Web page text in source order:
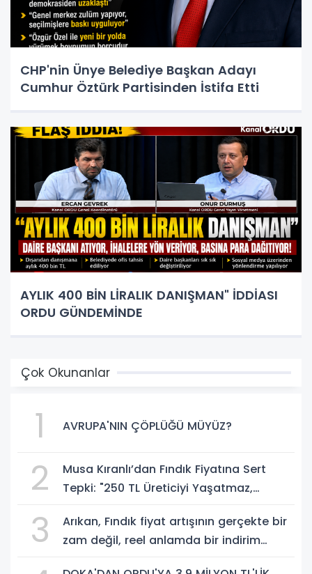
CHP'nin Ünye Belediye Başkan Adayı
Cumhur Öztürk Partisinden İstifa Etti
AYLIK 400 BİN LİRALIK DANIŞMAN" İDDİASI
ORDU GÜNDEMİNDE
Çok Okunanlar
1 AVRUPA'NIN ÇÖPLÜĞÜ MÜYÜZ?
2
Musa Kıranlı’dan Fındık Fiyatına Sert
Tepki: "250 TL Üreticiyi Yaşatmaz,
3
Arıkan, Fındık fiyat artışının gerçekte bir
zam değil, reel anlamda bir indirim